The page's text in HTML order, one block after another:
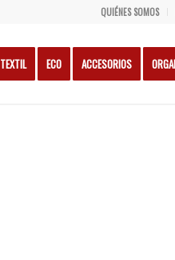
QUIÉNES SOMOS
TEXTIL ECO ACCESORIOS